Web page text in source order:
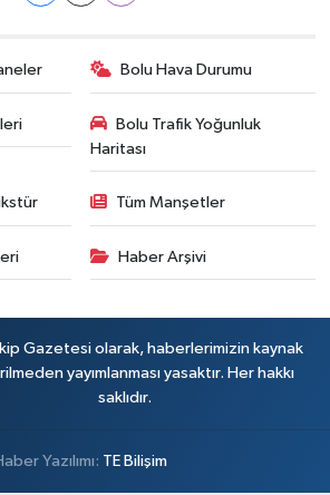
Bolu Hava Durumu
Bolu Trafik Yoğunluk
Haritası
Tüm Manşetler
Haber Arşivi
Gazetesi olarak, haberlerimizin kaynak
yayımlanması yasaktır. Her hakkı
saklıdır.
Yazılımı: TE Bilişim